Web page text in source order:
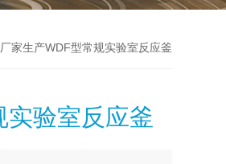
家生产WDF型常规实验室反应釜
实验室反应釜